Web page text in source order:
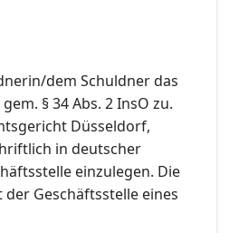
dem Schuldner das
§ 34 Abs. 2 InsO zu.
Düsseldorf,
in deutscher
einzulegen. Die
Geschäftsstelle eines